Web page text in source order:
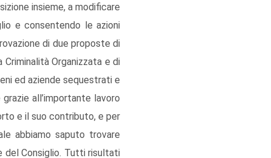
insieme, a modificare
e consentendo le azioni
di due proposte di
Criminalità Organizzata e di
ed aziende sequestrati e
all’importante lavoro
e il suo contributo, e per
abbiamo saputo trovare
del Consiglio. Tutti risultati